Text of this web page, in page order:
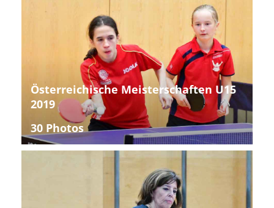
Österreichische Meisterschaften U15
2019
30 Photos